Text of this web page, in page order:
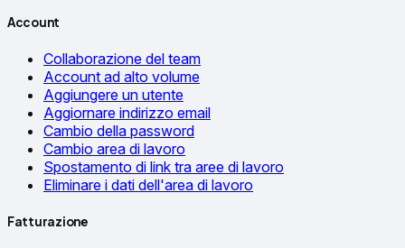
Account
Collaborazione del team
Account ad alto volume
Aggiungere un utente
Aggiornare indirizzo email
Cambio della password
Cambio area di lavoro
Spostamento di link tra aree di lavoro
Eliminare i dati dell'area di lavoro
Fatturazione